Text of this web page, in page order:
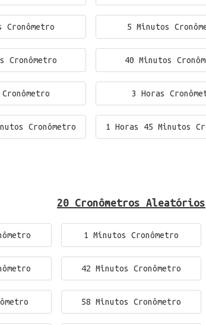
Cronômetro 5 Minutos
Cronômetro 40 Minutos
3 Horas
Cronômetro 1 Horas 45 Minutos
20 Cronômetros Aleatórios
1 Minutos Cronômetro
42 Minutos Cronômetro
58 Minutos Cronômetro